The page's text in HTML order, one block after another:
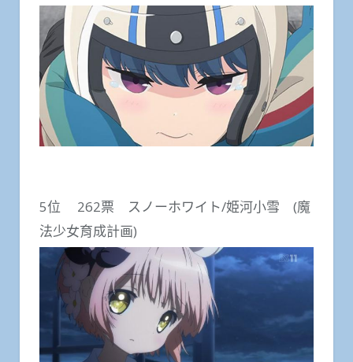
5位 262票 スノーホワイト/姫河小雪 (魔
法少女育成計画)